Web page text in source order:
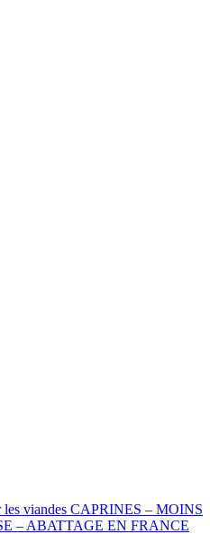
les viandes CAPRINES – MOINS
– ABATTAGE EN FRANCE